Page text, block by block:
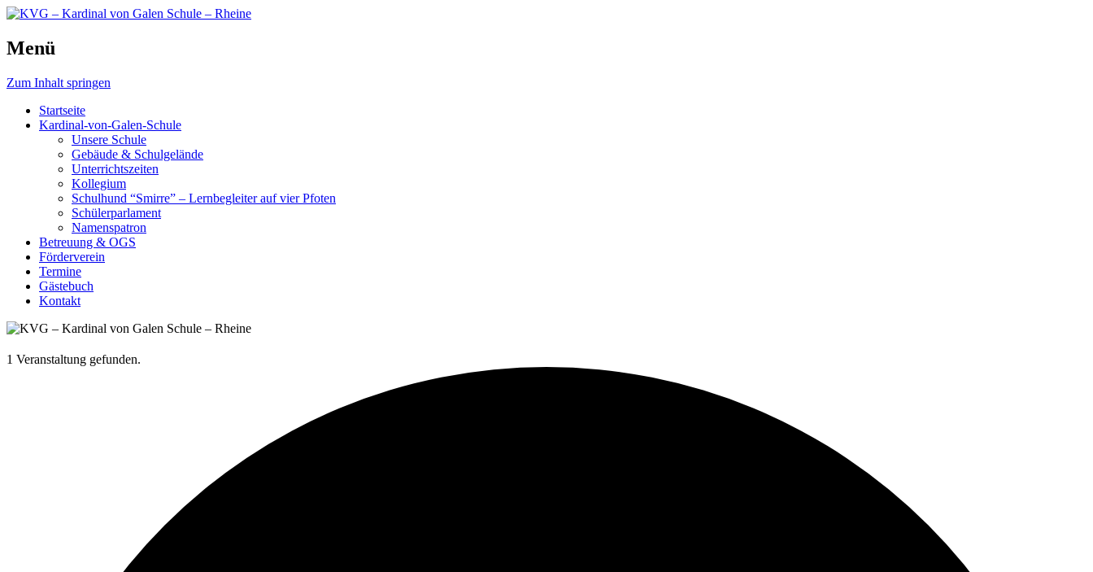
KVG – Kardinal von Galen Schule – Rheine
Schule, die bewegt.
Menü
Zum Inhalt springen
Startseite
Kardinal-von-Galen-Schule
Unsere Schule
Gebäude & Schulgelände
Unterrichtszeiten
Kollegium
Schulhund “Smirre” – Lernbegleiter auf vier Pfoten
Schülerparlament
Namenspatron
Betreuung & OGS
Förderverein
Termine
Gästebuch
Kontakt
1 Veranstaltung gefunden.